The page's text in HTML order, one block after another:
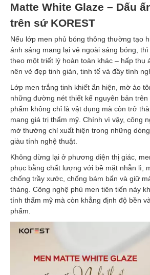
Matte White Glaze – Dấu
trên sứ KOREST
Nếu lớp men phủ bóng thông thường tạo
ánh sáng mang lại vẻ ngoài sáng bóng,
theo một triết lý hoàn toàn khác – hấp thụ
nên vẻ đẹp tinh giản, tinh tế và đầy tính
Lớp men trắng tinh khiết ẩn hiện, mờ ảo
những đường nét thiết kế nguyên bản trên
phẩm không chỉ là vật dụng mà còn trở
mang giá trị thẩm mỹ. Chính vì vậy, công
mờ thường chỉ xuất hiện trong những
giàu tính nghệ thuật.
Không dừng lại ở phương diện thị giác,
phục bằng chất lượng với bề mặt nhẵn lì,
chống trầy xước, chống bám bẩn và giữ
tháng. Công nghệ phủ men tiên tiến này
tính thẩm mỹ mà còn khẳng định độ bền
phẩm.